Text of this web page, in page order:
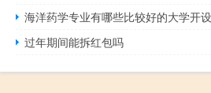
海洋药学专业有哪些比较好的大学开设
过年期间能拆红包吗